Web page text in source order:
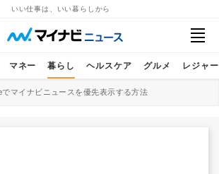
いい仕事は、いい暮らしから
マネー 暮らし ヘルスケア グルメ レジャー
マイナビニュースを優先表示する方法